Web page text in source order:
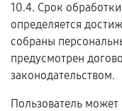
10.4. Срок
определяется
собраны
предусмотрен
законодательством.
Пользователь